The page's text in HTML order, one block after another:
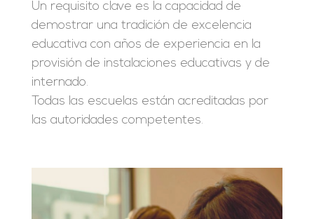
Un requisito clave es la capacidad de
demostrar una tradición de excelencia
educativa con años de experiencia en la
provisión de instalaciones educativas y de
internado.
Todas las escuelas están acreditadas por
las autoridades competentes.